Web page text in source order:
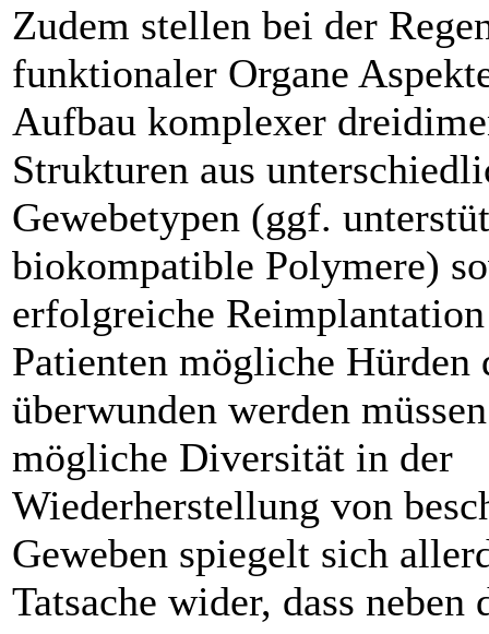
Zudem stellen bei der
funktionaler Organe
Aufbau komplexer
Strukturen aus
Gewebetypen (ggf.
biokompatible Polymere)
erfolgreiche
Patienten mögliche Hürden
überwunden werden
mögliche Diversität in der
Wiederherstellung von
Geweben spiegelt sich
Tatsache wider, dass neben